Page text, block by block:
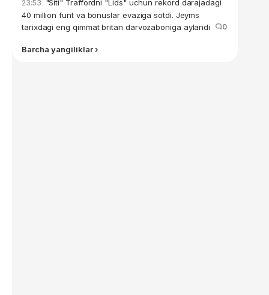
23:53 "Siti" Traffordni "Lids" uchun rekord darajadagi
40 million funt va bonuslar evaziga sotdi. Jeyms
tarixdagi eng qimmat britan darvozaboniga aylandi
0
Barcha yangiliklar ›